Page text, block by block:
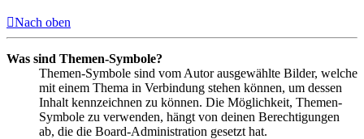
Nach oben
Was sind Themen-Symbole?
Themen-Symbole sind vom Autor ausgewählte Bilder, welche
mit einem Thema in Verbindung stehen können, um dessen
Inhalt kennzeichnen zu können. Die Möglichkeit, Themen-
Symbole zu verwenden, hängt von deinen Berechtigungen
ab, die die Board-Administration gesetzt hat.